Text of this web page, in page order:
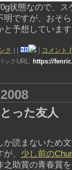
状態なので、
明ですが、おそ
と予想していま
ク
コメント
ックURL: https://
った友人
か読まないため
、 少し前の
之助賞の青春賞